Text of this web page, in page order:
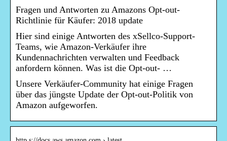
Fragen und Antworten zu Amazons Opt-out-
Richtlinie für Käufer: 2018 update
Hier sind einige Antworten des xSellco-Support-
Teams, wie Amazon-Verkäufer ihre
Kundennachrichten verwalten und Feedback
anfordern können. Was ist die Opt-out- …
Unsere Verkäufer-Community hat einige Fragen
über das jüngste Update der Opt-out-Politik von
Amazon aufgeworfen.